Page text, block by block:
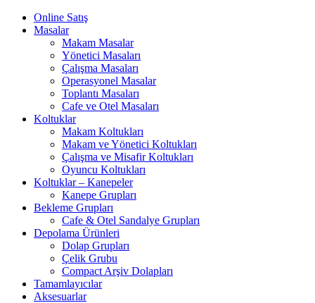
Online Satış
Masalar
Makam Masalar
Yönetici Masaları
Çalışma Masaları
Operasyonel Masalar
Toplantı Masaları
Cafe ve Otel Masaları
Koltuklar
Makam Koltukları
Makam ve Yönetici Koltukları
Çalışma ve Misafir Koltukları
Oyuncu Koltukları
Koltuklar – Kanepeler
Kanepe Grupları
Bekleme Grupları
Cafe & Otel Sandalye Grupları
Depolama Ürünleri
Dolap Grupları
Çelik Grubu
Compact Arşiv Dolapları
Tamamlayıcılar
Aksesuarlar